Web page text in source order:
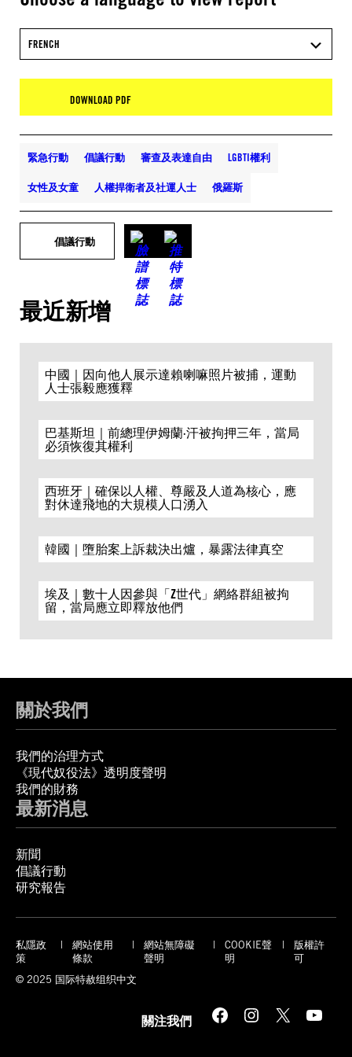
FRENCH
DOWNLOAD PDF
緊急行動 倡議行動 審查及表達自由 LGBTI權利
女性及女童 人權捍衛者及社運人士 俄羅斯
倡議行動
最近新增
中國｜因向他人展示達賴喇嘛照片被捕，運動
人士張毅應獲釋
巴基斯坦｜前總理伊姆蘭·汗被拘押三年，當局
必須恢復其權利
西班牙｜確保以人權、尊嚴及人道為核心，應
對休達飛地的大規模人口湧入
韓國｜墮胎案上訴裁決出爐，暴露法律真空
埃及｜數十人因參與「Z世代」網絡群組被拘
留，當局應立即釋放他們
關於我們
我們的治理方式
《現代奴役法》透明度聲明
我們的財務
最新消息
新聞
倡議行動
研究報告
私隱政
策
網站使用
條款
網站無障礙
聲明
COOKIE聲
明
版權許
可
© 2025 国际特赦组织中文
關注我們 Facebook Instagram X YouTube